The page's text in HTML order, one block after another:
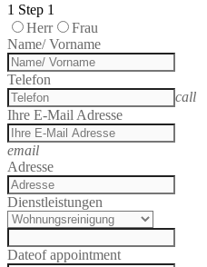
1 Step 1
Herr
Frau
Name/ Vorname
Telefon
call
Ihre E-Mail Adresse
email
Adresse
Dienstleistungen
Dateof appointment